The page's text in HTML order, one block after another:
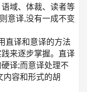
域、体裁、读者等
意译,没有一成不变
直译和意译的方法
来逐步掌握。直译
译;而意译处理不
内容和形式的胡